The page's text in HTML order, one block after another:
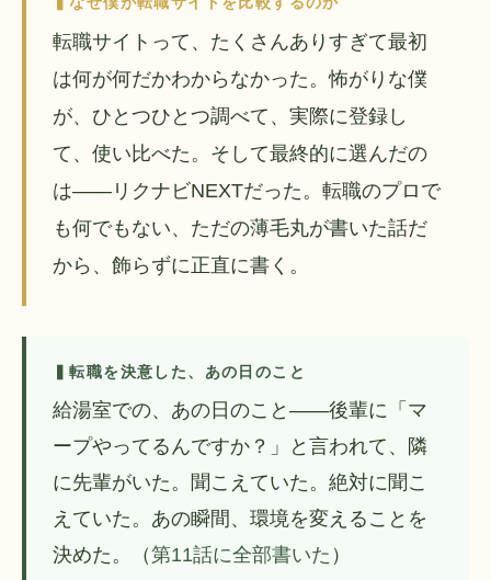
転職サイトって、たくさんありすぎて最初
は何が何だかわからなかった。怖がりな僕
が、ひとつひとつ調べて、実際に登録し
て、使い比べた。そして最終的に選んだの
は——リクナビNEXTだった。転職のプロで
も何でもない、ただの薄毛丸が書いた話だ
から、飾らずに正直に書く。
▍転職を決意した、あの日のこと
給湯室での、あの日のこと——後輩に「マ
ープやってるんですか？」と言われて、隣
に先輩がいた。聞こえていた。絶対に聞こ
えていた。あの瞬間、環境を変えることを
決めた。（第11話に全部書いた ）